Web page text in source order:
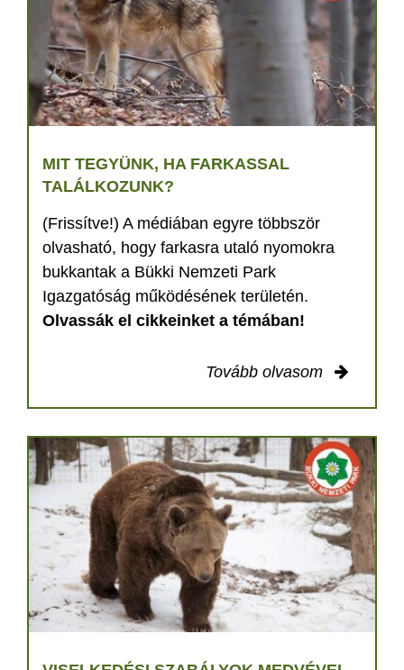
MIT TEGYÜNK, HA FARKASSAL
TALÁLKOZUNK?
(Frissítve!) A médiában egyre többször
olvasható, hogy farkasra utaló nyomokra
bukkantak a Bükki Nemzeti Park
Igazgatóság működésének területén.
Olvassák el cikkeinket a témában!
Tovább olvasom